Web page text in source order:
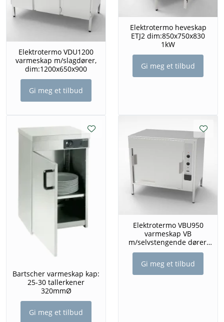
Elektrotermo VDU1200
varmeskap m/slagdører,
dim:1200x650x900
Gi meg et tilbud
Elektrotermo heveskap
ETJ2 dim:850x750x830
1kW
Gi meg et tilbud
Bartscher varmeskap kap:
25-30 tallerkener
320mmØ
Gi meg et tilbud
Elektrotermo VBU950
varmeskap VB
m/selvstengende dører,
dim:
Gi meg et tilbud